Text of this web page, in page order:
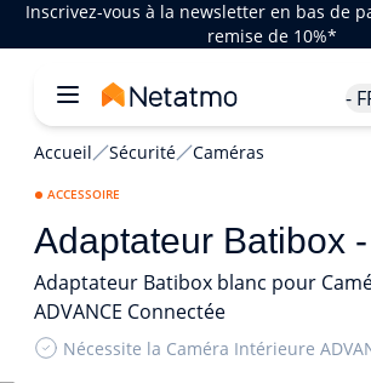
Inscrivez-vous à la newsletter en bas de
remise de 10%*
-
Accueil Sécurité Caméras
ACCESSOIRE
Adaptateur Batibox
Adaptateur Batibox blanc pour
ADVANCE Connectée
Nécessite la Caméra Intérieure